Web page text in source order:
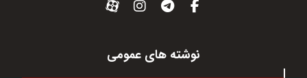
نوشته های عمومی